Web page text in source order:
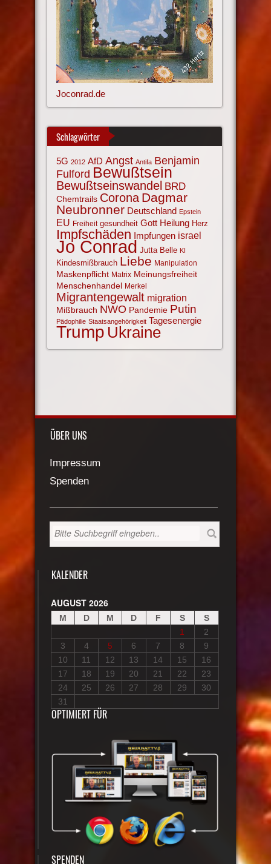
Joconrad.de
Schlagwörter
5G 2012 AfD Angst Antifa Benjamin
Fulford Bewußtsein
Bewußtseinswandel BRD
Chemtrails Corona Dagmar
Neubronner Deutschland Epstein
EU Freiheit gesundheit Gott Heilung Herz
Impfschäden Impfungen israel
Jo Conrad Jutta Belle KI
Kindesmißbrauch Liebe Manipulation
Maskenpflicht Matrix Meinungsfreiheit
Menschenhandel Merkel
Migrantengewalt migration
Mißbrauch NWO Pandemie Putin
Pädophilie Staatsangehörigkeit Tagesenergie
Trump Ukraine
ÜBER UNS
Impressum
Spenden
KALENDER
AUGUST 2026
M D M D F S
S
1
2
3
4 5 6 7 8
9
10
11 12 13 14 15
16
17
18 19 20 21 22
23
24
25 26 27 28 29
30
31
OPTIMIERT FÜR
SPENDEN